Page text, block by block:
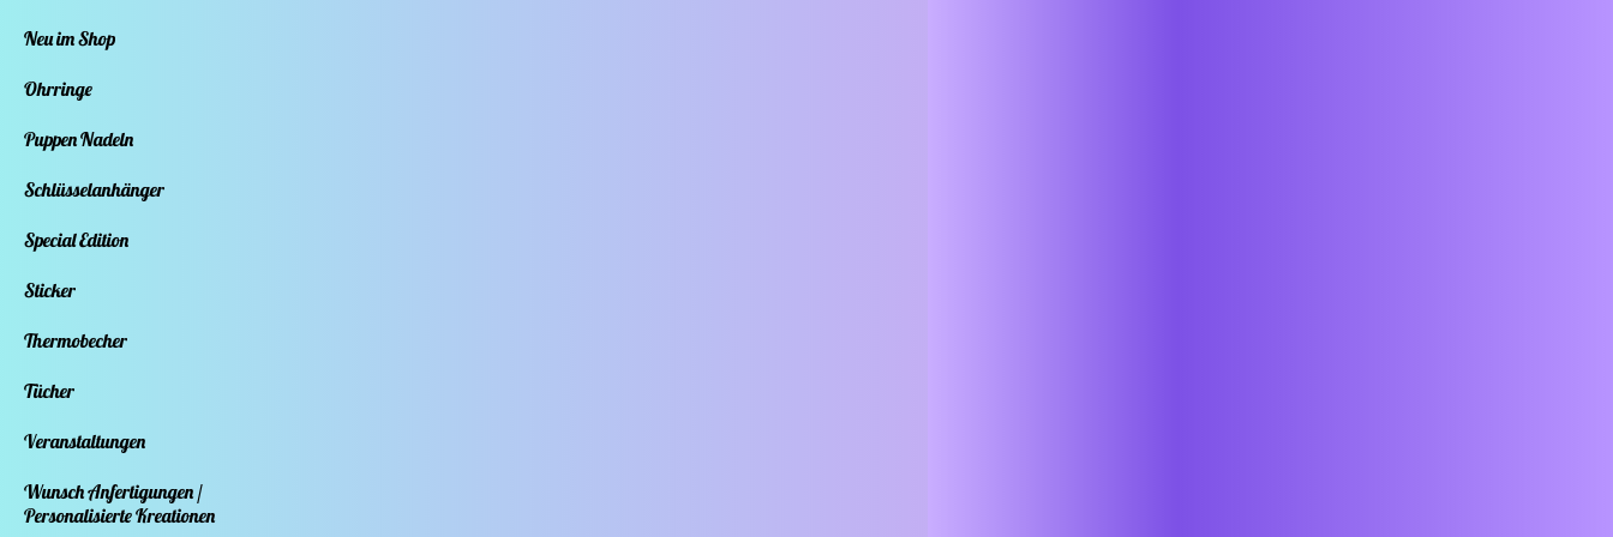
Neu im Shop
Ohrringe
Puppen Nadeln
Schlüsselanhänger
Special Edition
Sticker
Thermobecher
Tücher
Veranstaltungen
Wunsch Anfertigungen /
Personalisierte Kreationen